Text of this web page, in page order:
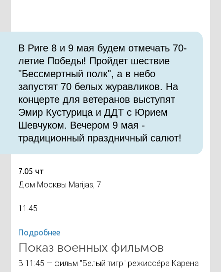
В Риге 8 и 9 мая будем отмечать 70-
летие Победы! Пройдет шествие
"Бессмертный полк", а в небо
запустят 70 белых журавликов. На
концерте для ветеранов выступят
Эмир Кустурица и ДДТ с Юрием
Шевчуком. Вечером 9 мая -
традиционный праздничный салют!
7.05 чт
Дом Москвы Marijas, 7
11:45
Подробнее
Показ военных фильмов
В 11:45 — фильм "Белый тигр" режиссёра Карена